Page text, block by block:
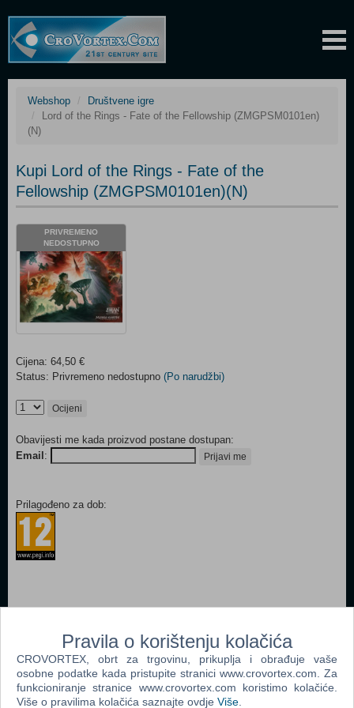
Webshop
Društvene igre
Lord of the Rings - Fate of the Fellowship (ZMGPSM0101en)
(N)
Kupi Lord of the Rings - Fate of the
Fellowship (ZMGPSM0101en)(N)
PRIVREMENO
NEDOSTUPNO
Cijena: 64,50 €
Status: Privremeno nedostupno (Po narudžbi)
Ocijeni
Obavijesti me kada proizvod postane dostupan:
Email : Prijavi me
Prilagođeno za dob:
Rizik društvena igra
The Lord Of The Rings The Confrontation Board Game
Monopoly Ultimate Banking (ENG)
Pravila o korištenju kolačića
CROVORTEX, obrt za trgovinu, prikuplja i obrađuje vaše
osobne podatke kada pristupite stranici www.crovortex.com. Za
funkcioniranje stranice www.crovortex.com koristimo kolačiće.
Više o pravilima kolačića saznajte ovdje Više